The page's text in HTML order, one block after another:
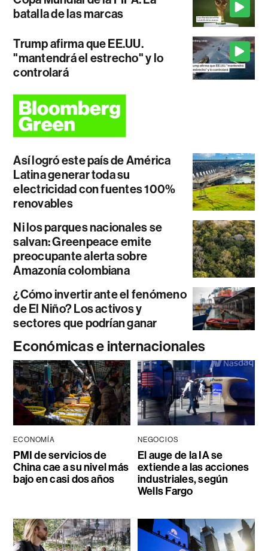
batalla de las marcas
Trump afirma que EE.UU.
"mantendrá el estrecho" y lo
controlará
Así logró este país de América
Latina generar toda su
electricidad con fuentes 100%
renovables
Ni los parques nacionales se
salvan: Greenpeace emite
preocupante alerta sobre
Amazonía colombiana
¿Cómo invertir ante el fenómeno
de El Niño? Los activos y
sectores que podrían ganar
Económicas e internacionales
ECONOMÍA
PMI de servicios de
China cae a su nivel más
bajo en casi dos años
NEGOCIOS
El auge de la IA se
extiende a las acciones
industriales, según
Wells Fargo